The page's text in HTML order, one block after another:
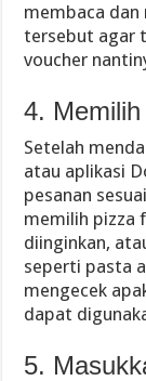
membaca
tersebut agar
voucher
4.
Setelah
atau aplikasi
pesanan
memilih pizza
diinginkan,
seperti pasta
mengecek
dapat
5.